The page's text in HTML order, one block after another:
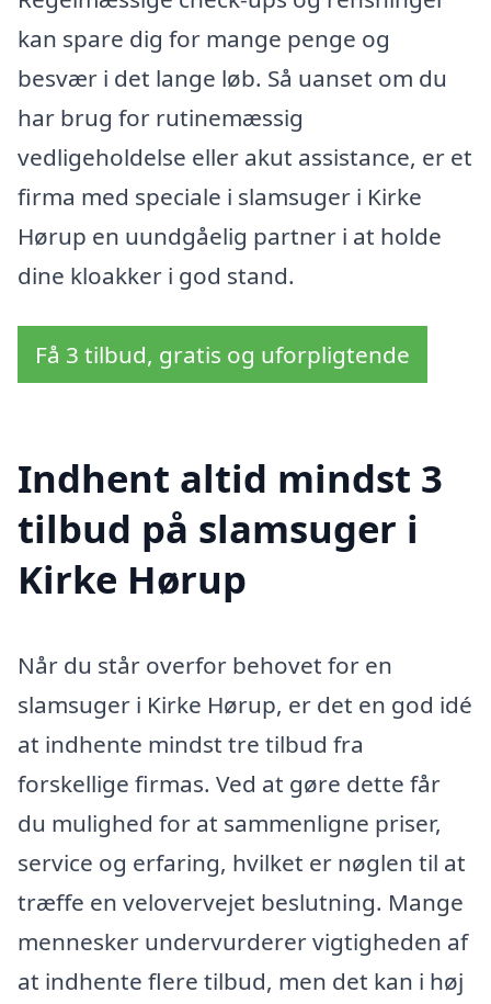
kan spare dig for mange penge og
besvær i det lange løb. Så uanset om du
har brug for rutinemæssig
vedligeholdelse eller akut assistance, er et
firma med speciale i slamsuger i Kirke
Hørup en uundgåelig partner i at holde
dine kloakker i god stand.
Få 3 tilbud, gratis og uforpligtende
Indhent altid mindst 3
tilbud på slamsuger i
Kirke Hørup
Når du står overfor behovet for en
slamsuger i Kirke Hørup, er det en god idé
at indhente mindst tre tilbud fra
forskellige firmas. Ved at gøre dette får
du mulighed for at sammenligne priser,
service og erfaring, hvilket er nøglen til at
træffe en velovervejet beslutning. Mange
mennesker undervurderer vigtigheden af
at indhente flere tilbud, men det kan i høj